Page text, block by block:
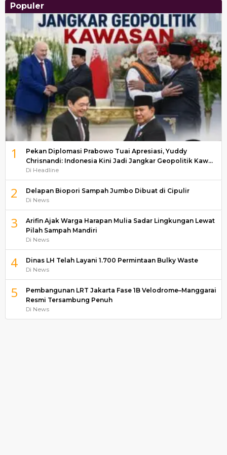
Populer
1
Pekan Diplomasi Prabowo Tuai Apresiasi, Yuddy
Chrisnandi: Indonesia Kini Jadi Jangkar Geopolitik Kaw…
Di Headline
2 Delapan Biopori Sampah Jumbo Dibuat di Cipulir
Di News
3
Arifin Ajak Warga Harapan Mulia Sadar Lingkungan Lewat
Pilah Sampah Mandiri
Di News
4 Dinas LH Telah Layani 1.700 Permintaan Bulky Waste
Di News
5
Pembangunan LRT Jakarta Fase 1B Velodrome–Manggarai
Resmi Tersambung Penuh
Di News